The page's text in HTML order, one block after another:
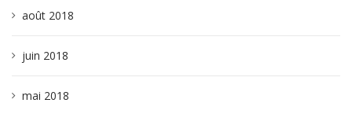
août 2018
juin 2018
mai 2018